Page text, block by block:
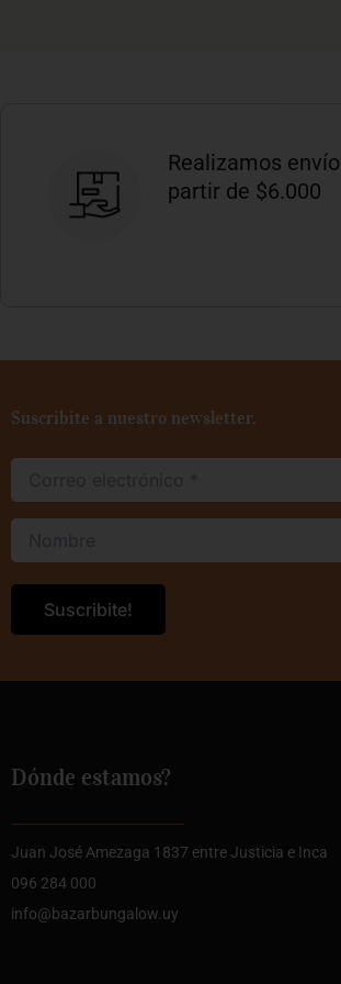
Realizamos
partir de $6.000
Suscribite a nuestro newsletter.
Dónde estamos?
Juan José Amezaga 1837 entre Justicia e Inca
096 284 000
info@bazarbungalow.uy